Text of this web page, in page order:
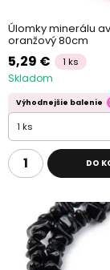
Úlomky minerálu
oranžový 80cm
5,29 € 1 ks
Skladom
Výhodnejšie balenie
1 ks
DO